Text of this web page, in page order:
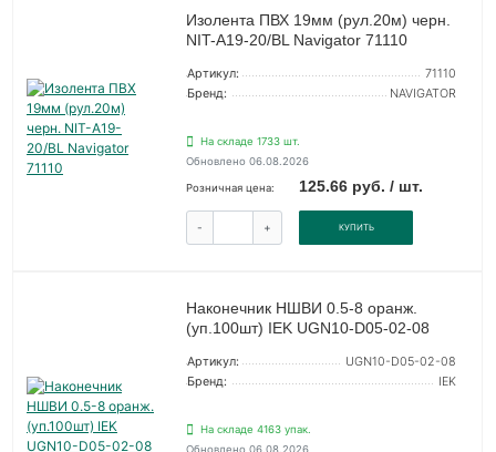
Изолента ПВХ 19мм (рул.20м) черн.
NIT-A19-20/BL Navigator 71110
Артикул:
71110
Бренд:
NAVIGATOR
На складе 1733 шт.
Обновлено 06.08.2026
Розничная цена: 125.66 руб. / шт.
- + КУПИТЬ
Наконечник НШВИ 0.5-8 оранж.
(уп.100шт) IEK UGN10-D05-02-08
Артикул:
UGN10-D05-02-08
Бренд:
IEK
На складе 4163 упак.